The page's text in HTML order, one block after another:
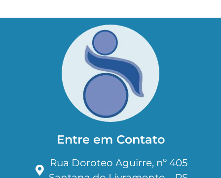
Entre em Contato
Rua Doroteo Aguirre, nº 405